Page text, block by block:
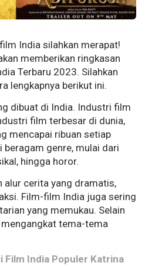
India silahkan merapat!
memberikan ringkasan
Terbaru 2023. Silahkan
lengkapnya berikut ini.
dibuat di India. Industri film
film terbesar di dunia,
mencapai ribuan setiap
genre, mulai dari
hingga horor.
alur cerita yang dramatis,
Film-film India juga sering
yang memukau. Selain
tema-tema
Film India Populer Katrina